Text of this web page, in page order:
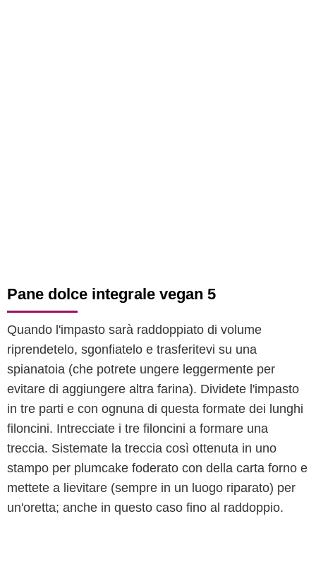
Pane dolce integrale vegan 5
Quando l'impasto sarà raddoppiato di volume
riprendetelo, sgonfiatelo e trasferitevi su una
spianatoia (che potrete ungere leggermente per
evitare di aggiungere altra farina). Dividete l'impasto
in tre parti e con ognuna di questa formate dei lunghi
filoncini. Intrecciate i tre filoncini a formare una
treccia. Sistemate la treccia così ottenuta in uno
stampo per plumcake foderato con della carta forno e
mettete a lievitare (sempre in un luogo riparato) per
un'oretta; anche in questo caso fino al raddoppio.